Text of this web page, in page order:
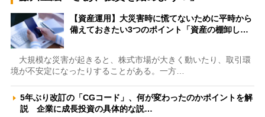
【資産運用】大災害時に慌てないために平時から
備えておきたい3つのポイント「資産の棚卸し…
大規模な災害が起きると、株式市場が大きく動いたり、取引環
境が不安定になったりすることがある。一方…
5年ぶり改訂の「CGコード」、何が変わったのかポイントを解
説 企業に成長投資の具体的な説…